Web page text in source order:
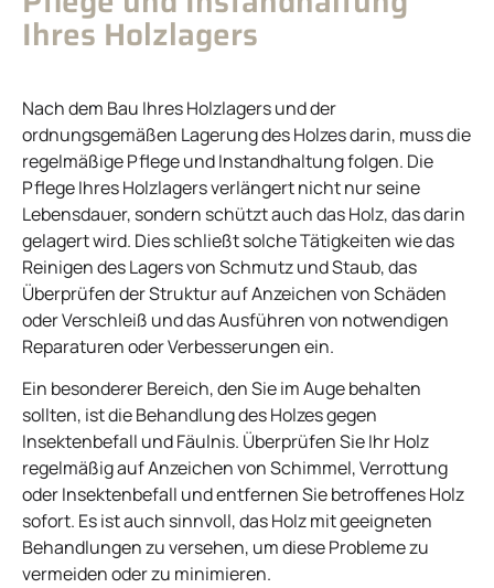
Ihres Holzlagers
Nach dem Bau Ihres Holzlagers und der
ordnungsgemäßen Lagerung des Holzes darin, muss die
regelmäßige Pflege und Instandhaltung folgen. Die
Pflege Ihres Holzlagers verlängert nicht nur seine
Lebensdauer, sondern schützt auch das Holz, das darin
gelagert wird. Dies schließt solche Tätigkeiten wie das
Reinigen des Lagers von Schmutz und Staub, das
Überprüfen der Struktur auf Anzeichen von Schäden
oder Verschleiß und das Ausführen von notwendigen
Reparaturen oder Verbesserungen ein.
Ein besonderer Bereich, den Sie im Auge behalten
sollten, ist die Behandlung des Holzes gegen
Insektenbefall und Fäulnis. Überprüfen Sie Ihr Holz
regelmäßig auf Anzeichen von Schimmel, Verrottung
oder Insektenbefall und entfernen Sie betroffenes Holz
sofort. Es ist auch sinnvoll, das Holz mit geeigneten
Behandlungen zu versehen, um diese Probleme zu
vermeiden oder zu minimieren.